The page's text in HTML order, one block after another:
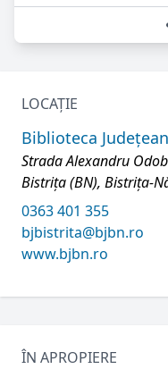
LOCAȚIE
Biblioteca
Strada Alexandru
Bistrița (BN), Bistrița-
0363 401 355
bjbistrita@bjbn.ro
www.bjbn.ro
ÎN APROPIERE